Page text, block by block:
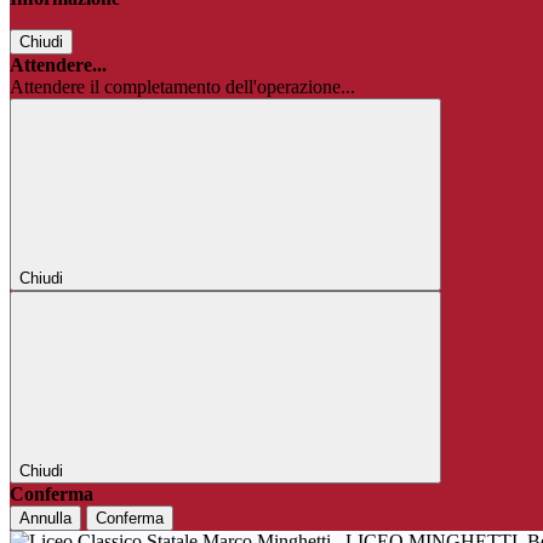
Chiudi
Attendere...
Attendere il completamento dell'operazione...
Chiudi
Chiudi
Conferma
Annulla Conferma